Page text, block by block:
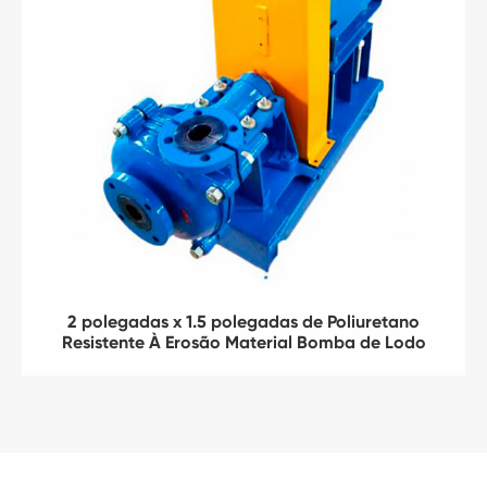
2 polegadas x 1.5 polegadas de Poliuretano
Resistente À Erosão Material Bomba de Lodo